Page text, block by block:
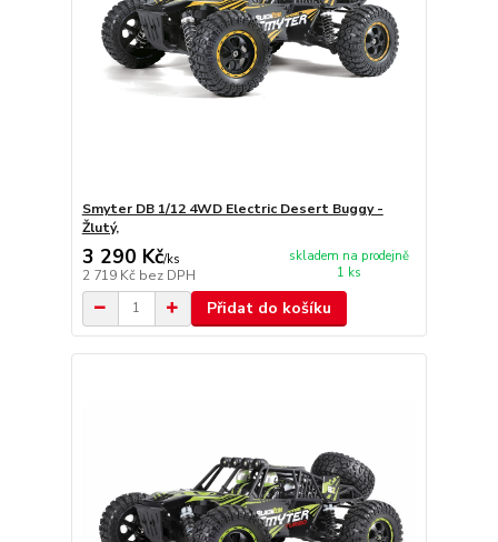
Smyter DB 1/12 4WD Electric Desert Buggy -
Žlutý,
3 290 Kč/ks
2 719 Kč bez DPH
skladem na prodejně
1 ks
Přidat do košíku